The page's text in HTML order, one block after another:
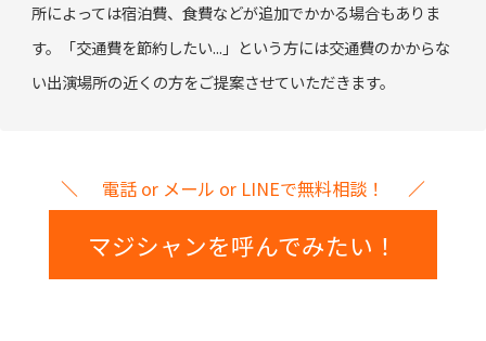
所によっては宿泊費、食費などが追加でかかる場合もありま
す。「交通費を節約したい...」という方には交通費のかからな
い出演場所の近くの方をご提案させていただきます。
電話 or メール or LINEで無料相談！
マジシャンを呼んでみたい！